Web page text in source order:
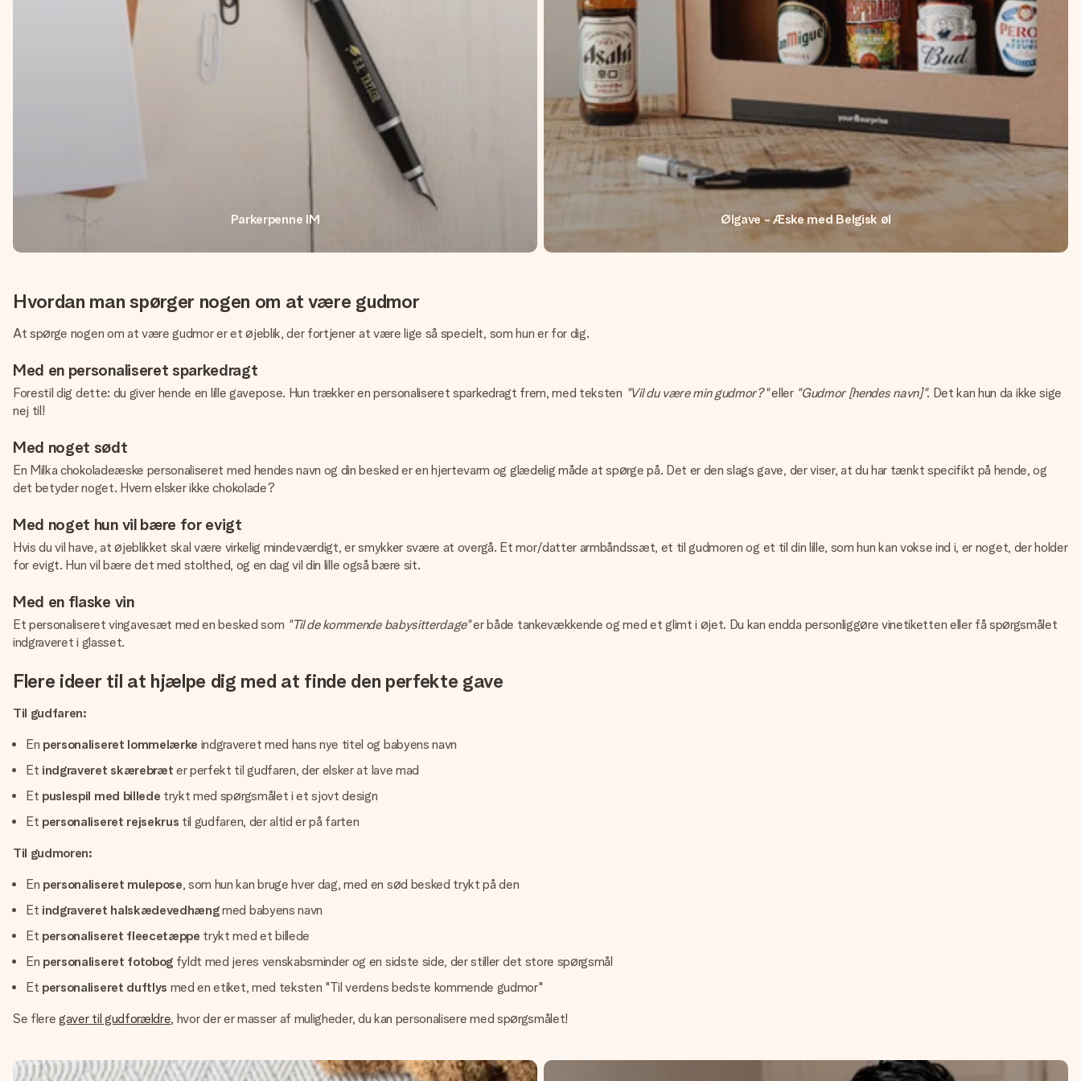
Parkerpenne IM Ølgave - Æske med Belgisk øl
Hvordan man spørger nogen om at være gudmor
At spørge nogen om at være gudmor er et øjeblik, der fortjener at være lige så specielt, som hun er for dig.
Med en personaliseret sparkedragt
Forestil dig dette: du giver hende en lille gavepose. Hun trækker en personaliseret sparkedragt frem, med teksten "Vil du være min gudmor?"eller "Gudmor [hendes navn]". Det kan hun da ikke sige
nej til!
Med noget sødt
En Milka chokoladeæske personaliseret med hendes navn og din besked er en hjertevarm og glædelig måde at spørge på. Det er den slags gave, der viser, at du har tænkt specifikt på hende, og
det betyder noget. Hvem elsker ikke chokolade?
Med noget hun vil bære for evigt
Hvis du vil have, at øjeblikket skal være virkelig mindeværdigt, er smykker svære at overgå. Et mor/datter armbåndssæt, et til gudmoren og et til din lille, som hun kan vokse ind i, er noget, der holder
for evigt. Hun vil bære det med stolthed, og en dag vil din lille også bære sit.
Med en flaske vin
Et personaliseret vingavesæt med en besked som "Til de kommende babysitterdage"er både tankevækkende og med et glimt i øjet. Du kan endda personliggøre vinetiketten eller få spørgsmålet
indgraveret i glasset.
Flere ideer til at hjælpe dig med at finde den perfekte gave
Til gudfaren:
En personaliseret lommelærke indgraveret med hans nye titel og babyens navn
Et indgraveret skærebræt er perfekt til gudfaren, der elsker at lave mad
Et puslespil med billede trykt med spørgsmålet i et sjovt design
Et personaliseret rejsekrus til gudfaren, der altid er på farten
Til gudmoren:
En personaliseret mulepose, som hun kan bruge hver dag, med en sød besked trykt på den
Et indgraveret halskædevedhængmed babyens navn
Et personaliseret fleecetæppe trykt med et billede
En personaliseret fotobog fyldt med jeres venskabsminder og en sidste side, der stiller det store spørgsmål
Et personaliseret duftlys med en etiket, med teksten "Til verdens bedste kommende gudmor"
Se fleregaver til gudforældre, hvor der er masser af muligheder, du kan personalisere med spørgsmålet!